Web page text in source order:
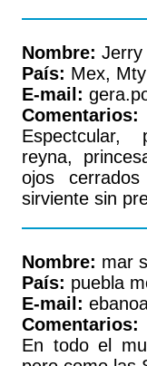
Nombre: Jerry
País: Mex, Mty
E-mail:
Comentarios:
Espectcular,
reyna,
ojos
sirviente sin
Nombre: mar
País: puebla
E-mail:
Comentarios:
En todo el